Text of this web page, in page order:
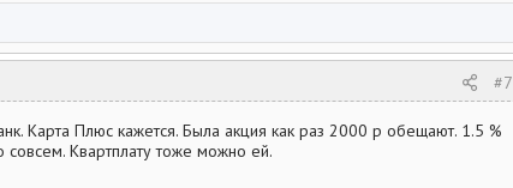
#7
Карта Плюс кажется. Была акция как раз 2000 р обещают. 1.5 %
Квартплату тоже можно ей.